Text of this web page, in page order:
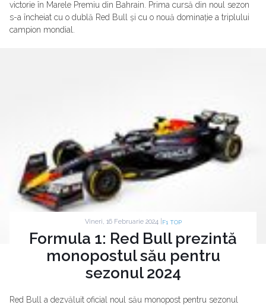
victorie în Marele Premiu din Bahrain. Prima cursă din noul sezon
s-a încheiat cu o dublă Red Bull și cu o nouă dominație a triplului
campion mondial.
Vineri, 16 Februarie 2024 | F1 TOP
Formula 1: Red Bull prezintă
monopostul său pentru
sezonul 2024
Red Bull a dezvăluit oficial noul său monopost pentru sezonul